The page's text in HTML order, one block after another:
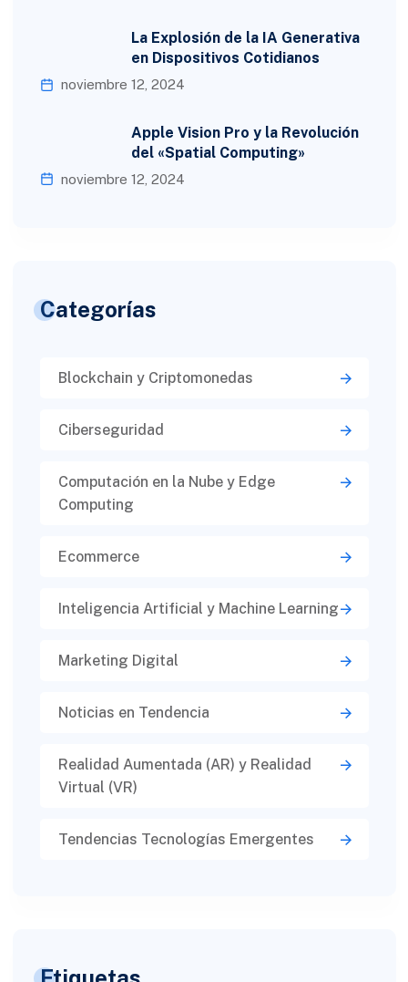
La Explosión de la IA Generativa
en Dispositivos Cotidianos
noviembre 12, 2024
Apple Vision Pro y la Revolución
del «Spatial Computing»
noviembre 12, 2024
Categorías
Blockchain y Criptomonedas
Ciberseguridad​
Computación en la Nube y Edge
Computing
Ecommerce
Inteligencia Artificial y Machine Learning
Marketing Digital
Noticias en Tendencia
Realidad Aumentada (AR) y Realidad
Virtual (VR)​
Tendencias Tecnologías Emergentes